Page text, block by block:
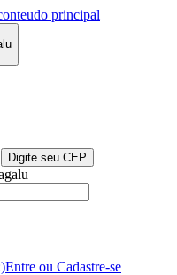
principal
Digite seu CEP
Entre ou Cadastre-se